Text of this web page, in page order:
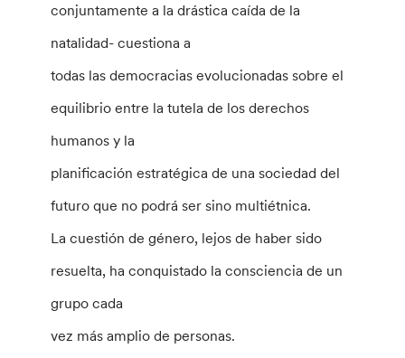
conjuntamente a la drástica caída de la
natalidad- cuestiona a
todas las democracias evolucionadas sobre el
equilibrio entre la tutela de los derechos
humanos y la
planificación estratégica de una sociedad del
futuro que no podrá ser sino multiétnica.
La cuestión de género, lejos de haber sido
resuelta, ha conquistado la consciencia de un
grupo cada
vez más amplio de personas.